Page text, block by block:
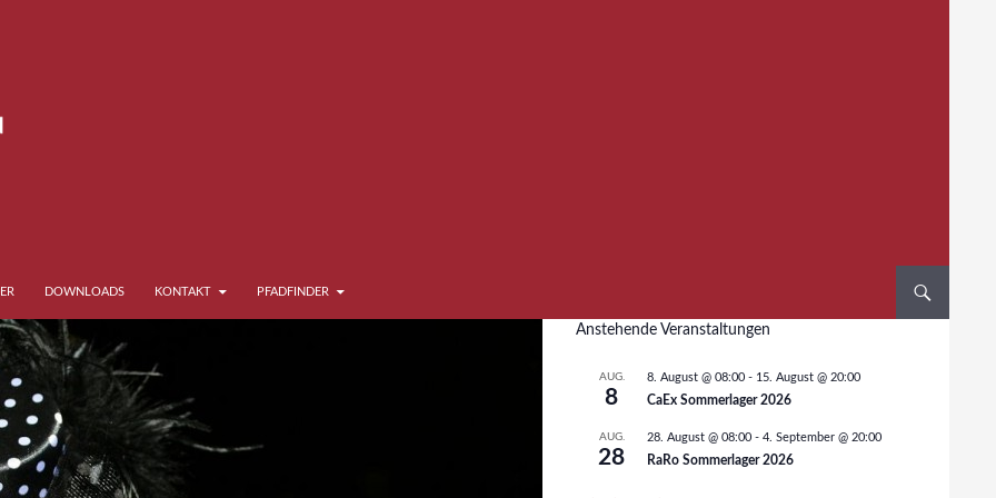
DOWNLOADS KONTAKT PFADFINDER
Anstehende Veranstaltungen
AUG.
8
8. August @ 08:00 - 15. August @ 20:00
CaEx Sommerlager 2026
AUG.
28
28. August @ 08:00 - 4. September @ 20:00
RaRo Sommerlager 2026